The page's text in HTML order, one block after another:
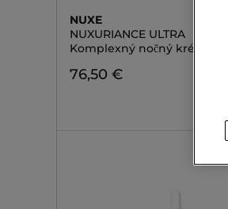
NUXE
NUXURIANCE ULTRA
Komplexný nočný krém
76,50 €